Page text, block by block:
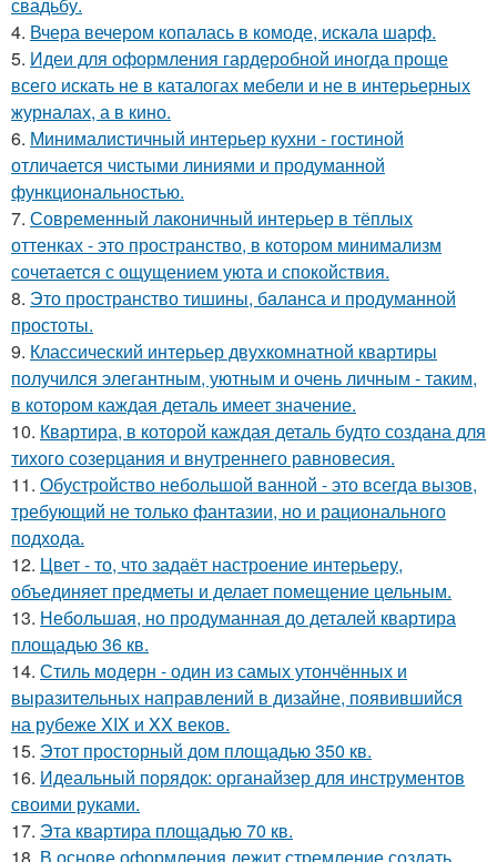
4. Вчера вечером копалась в комоде, искала шарф.
5. Идеи для оформления гардеробной иногда проще
всего искать не в каталогах мебели и не в интерьерных
журналах, а в кино.
6. Минималистичный интерьер кухни - гостиной
отличается чистыми линиями и продуманной
функциональностью.
7. Современный лаконичный интерьер в тёплых
оттенках - это пространство, в котором минимализм
сочетается с ощущением уюта и спокойствия.
8. Это пространство тишины, баланса и продуманной
простоты.
9. Классический интерьер двухкомнатной квартиры
получился элегантным, уютным и очень личным - таким,
в котором каждая деталь имеет значение.
10. Квартира, в которой каждая деталь будто создана для
тихого созерцания и внутреннего равновесия.
11. Обустройство небольшой ванной - это всегда вызов,
требующий не только фантазии, но и рационального
подхода.
12. Цвет - то, что задаёт настроение интерьеру,
объединяет предметы и делает помещение цельным.
13. Небольшая, но продуманная до деталей квартира
площадью 36 кв.
14. Стиль модерн - один из самых утончённых и
выразительных направлений в дизайне, появившийся
на рубеже XIX и XX веков.
15. Этот просторный дом площадью 350 кв.
16. Идеальный порядок: органайзер для инструментов
своими руками.
17. Эта квартира площадью 70 кв.
18. В основе оформления лежит стремление создать